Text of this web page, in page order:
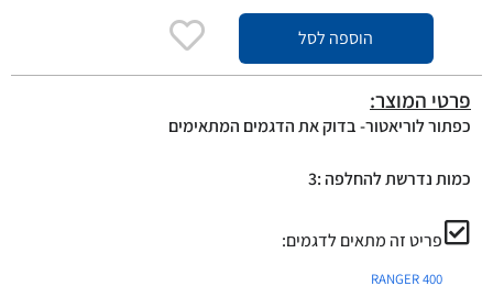
הוספה לסל
פרטי המוצר:
כפתור לוריאטור- בדוק את הדגמים המתאימים
כמות נדרשת להחלפה :3
פריט זה מתאים לדגמים:
RANGER 400